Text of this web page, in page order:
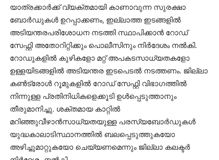
യാത്രക്കാര്‍ക്ക് വ്യക്തമായി കാണാവുന്ന സുരക്ഷാ
ബോര്‍ഡുകള്‍ ഉറപ്പാക്കണം, ഇല്ലാത്ത ഇടങ്ങളില്‍
അടിയന്തരപരിശോധന നടത്തി സ്ഥാപിക്കാന്‍ റോഡ്
സേഫ്റ്റി അതോറിറ്റിക്കും പൊലീസിനും നിര്‍ദേശം നല്‍കി.
റോഡുകളില്‍ കുഴികളോ മറ്റ് അപകടസാധ്യതകളോ
ഉള്ളയിടങ്ങളില്‍ അടിയന്തര ഇടപെടല്‍ നടത്തണം. ജില്ലാ
കണ്‍ട്രോള്‍ റൂമുകളില്‍ റോഡ് സേഫ്റ്റി വിഭാഗത്തില്‍
നിന്നുള്ള പ്രതിനിധികളെക്കൂടി ഉള്‍പ്പെടുത്താനും
തീരുമാനിച്ചു. ശക്തമായ കാറ്റില്‍
മറിഞ്ഞുവീഴാന്‍സാധ്യതയുള്ള പരസ്യബോര്‍ഡുകള്‍
യുദ്ധകാലാടിസ്ഥാനത്തില്‍ ബലപ്പെടുത്തുകയോ
അഴിച്ചുമാറ്റുകയോ ചെയ്യണമെന്നും ജില്ലാ കലക്ടര്‍